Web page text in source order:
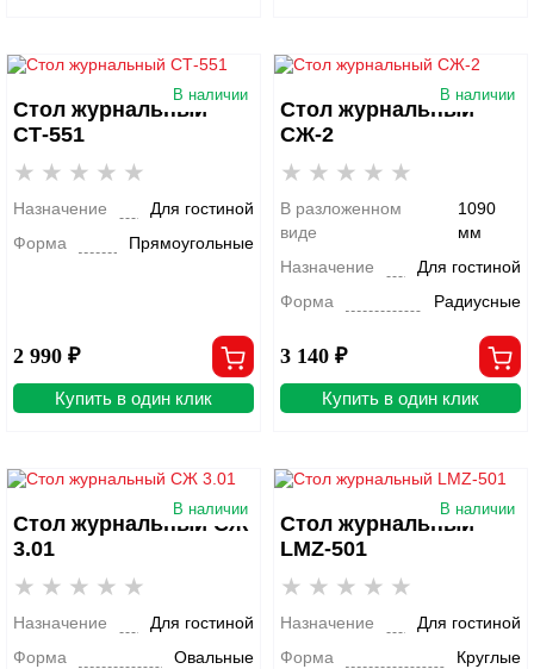
В наличии
Стол журнальный
СТ-551
Назначение
Для гостиной
Форма
Прямоугольные
2 990 ₽
Купить в один клик
В наличии
Стол журнальный
СЖ-2
В разложенном
виде
1090
мм
Назначение
Для гостиной
Форма
Радиусные
3 140 ₽
Купить в один клик
В наличии
Стол журнальный СЖ
3.01
Назначение
Для гостиной
Форма
Овальные
В наличии
Стол журнальный
LMZ-501
Назначение
Для гостиной
Форма
Круглые